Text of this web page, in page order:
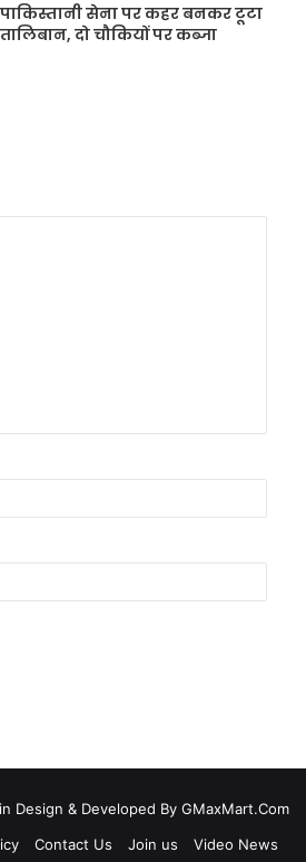
पाकिस्तानी सेना पर कहर बनकर टूटा
तालिबान, दो चौकियों पर कब्जा
Design & Developed By GMaxMart.Com
Contact Us Join us Video News